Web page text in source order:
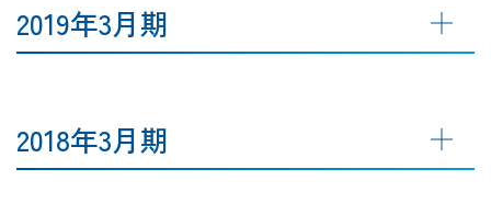
2019年3月期
2018年3月期